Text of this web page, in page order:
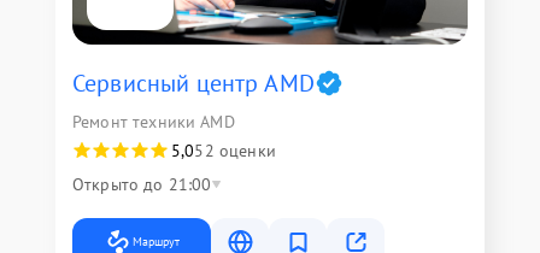
Сервисный центр AMD
Ремонт техники AMD
5,052 оценки
Открыто до 21:00
Маршрут